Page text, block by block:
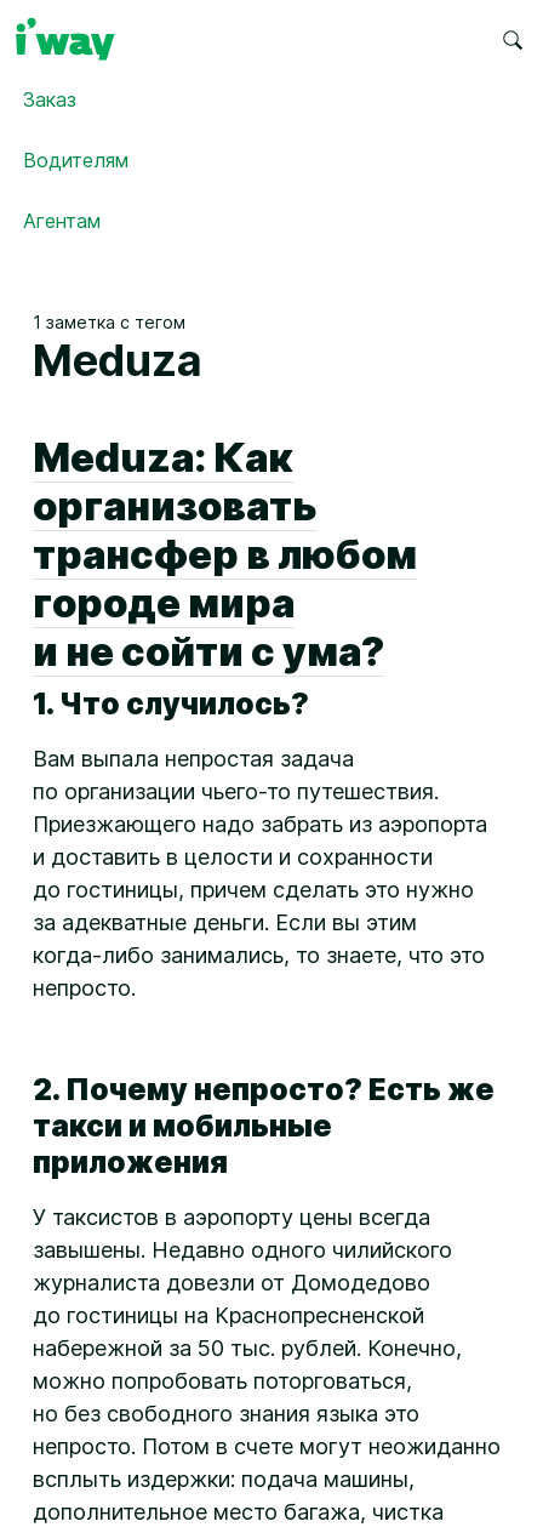
Заказ
Водителям
Агентам
1 заметка с тегом
Meduza
Meduza: Как
организовать
трансфер в любом
городе мира
и не сойти с ума?
1. Что случилось?
Вам выпала непростая задача
по организации чьего-то путешествия.
Приезжающего надо забрать из аэропорта
и доставить в целости и сохранности
до гостиницы, причем сделать это нужно
за адекватные деньги. Если вы этим
когда-либо занимались, то знаете, что это
непросто.
2. Почему непросто? Есть же
такси и мобильные
приложения
У таксистов в аэропорту цены всегда
завышены. Недавно одного чилийского
журналиста довезли от Домодедово
до гостиницы на Краснопресненской
набережной за 50 тыс. рублей. Конечно,
можно попробовать поторговаться,
но без свободного знания языка это
непросто. Потом в счете могут неожиданно
всплыть издержки: подача машины,
дополнительное место багажа, чистка